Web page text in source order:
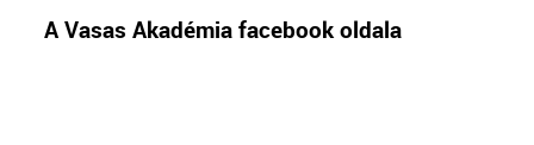
A Vasas Akadémia facebook oldala